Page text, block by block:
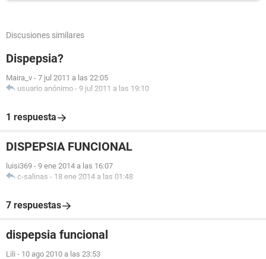
Discusiones similares
Dispepsia?
Maira_v - 7 jul 2011 a las 22:05
usuario anónimo - 9 jul 2011 a las 19:10
1 respuesta
DISPEPSIA FUNCIONAL
luisi369 - 9 ene 2014 a las 16:07
c-salinas - 18 ene 2014 a las 01:48
7 respuestas
dispepsia funcional
Lili - 10 ago 2010 a las 23:53